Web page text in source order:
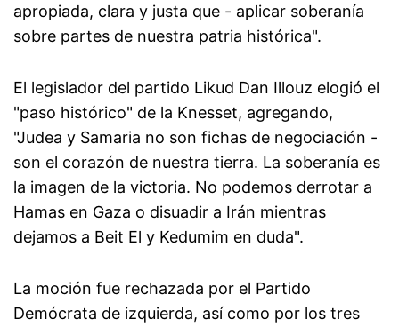
apropiada, clara y justa que - aplicar soberanía
sobre partes de nuestra patria histórica".
El legislador del partido Likud Dan Illouz elogió el
"paso histórico" de la Knesset, agregando,
"Judea y Samaria no son fichas de negociación -
son el corazón de nuestra tierra. La soberanía es
la imagen de la victoria. No podemos derrotar a
Hamas en Gaza o disuadir a Irán mientras
dejamos a Beit El y Kedumim en duda".
La moción fue rechazada por el Partido
Demócrata de izquierda, así como por los tres